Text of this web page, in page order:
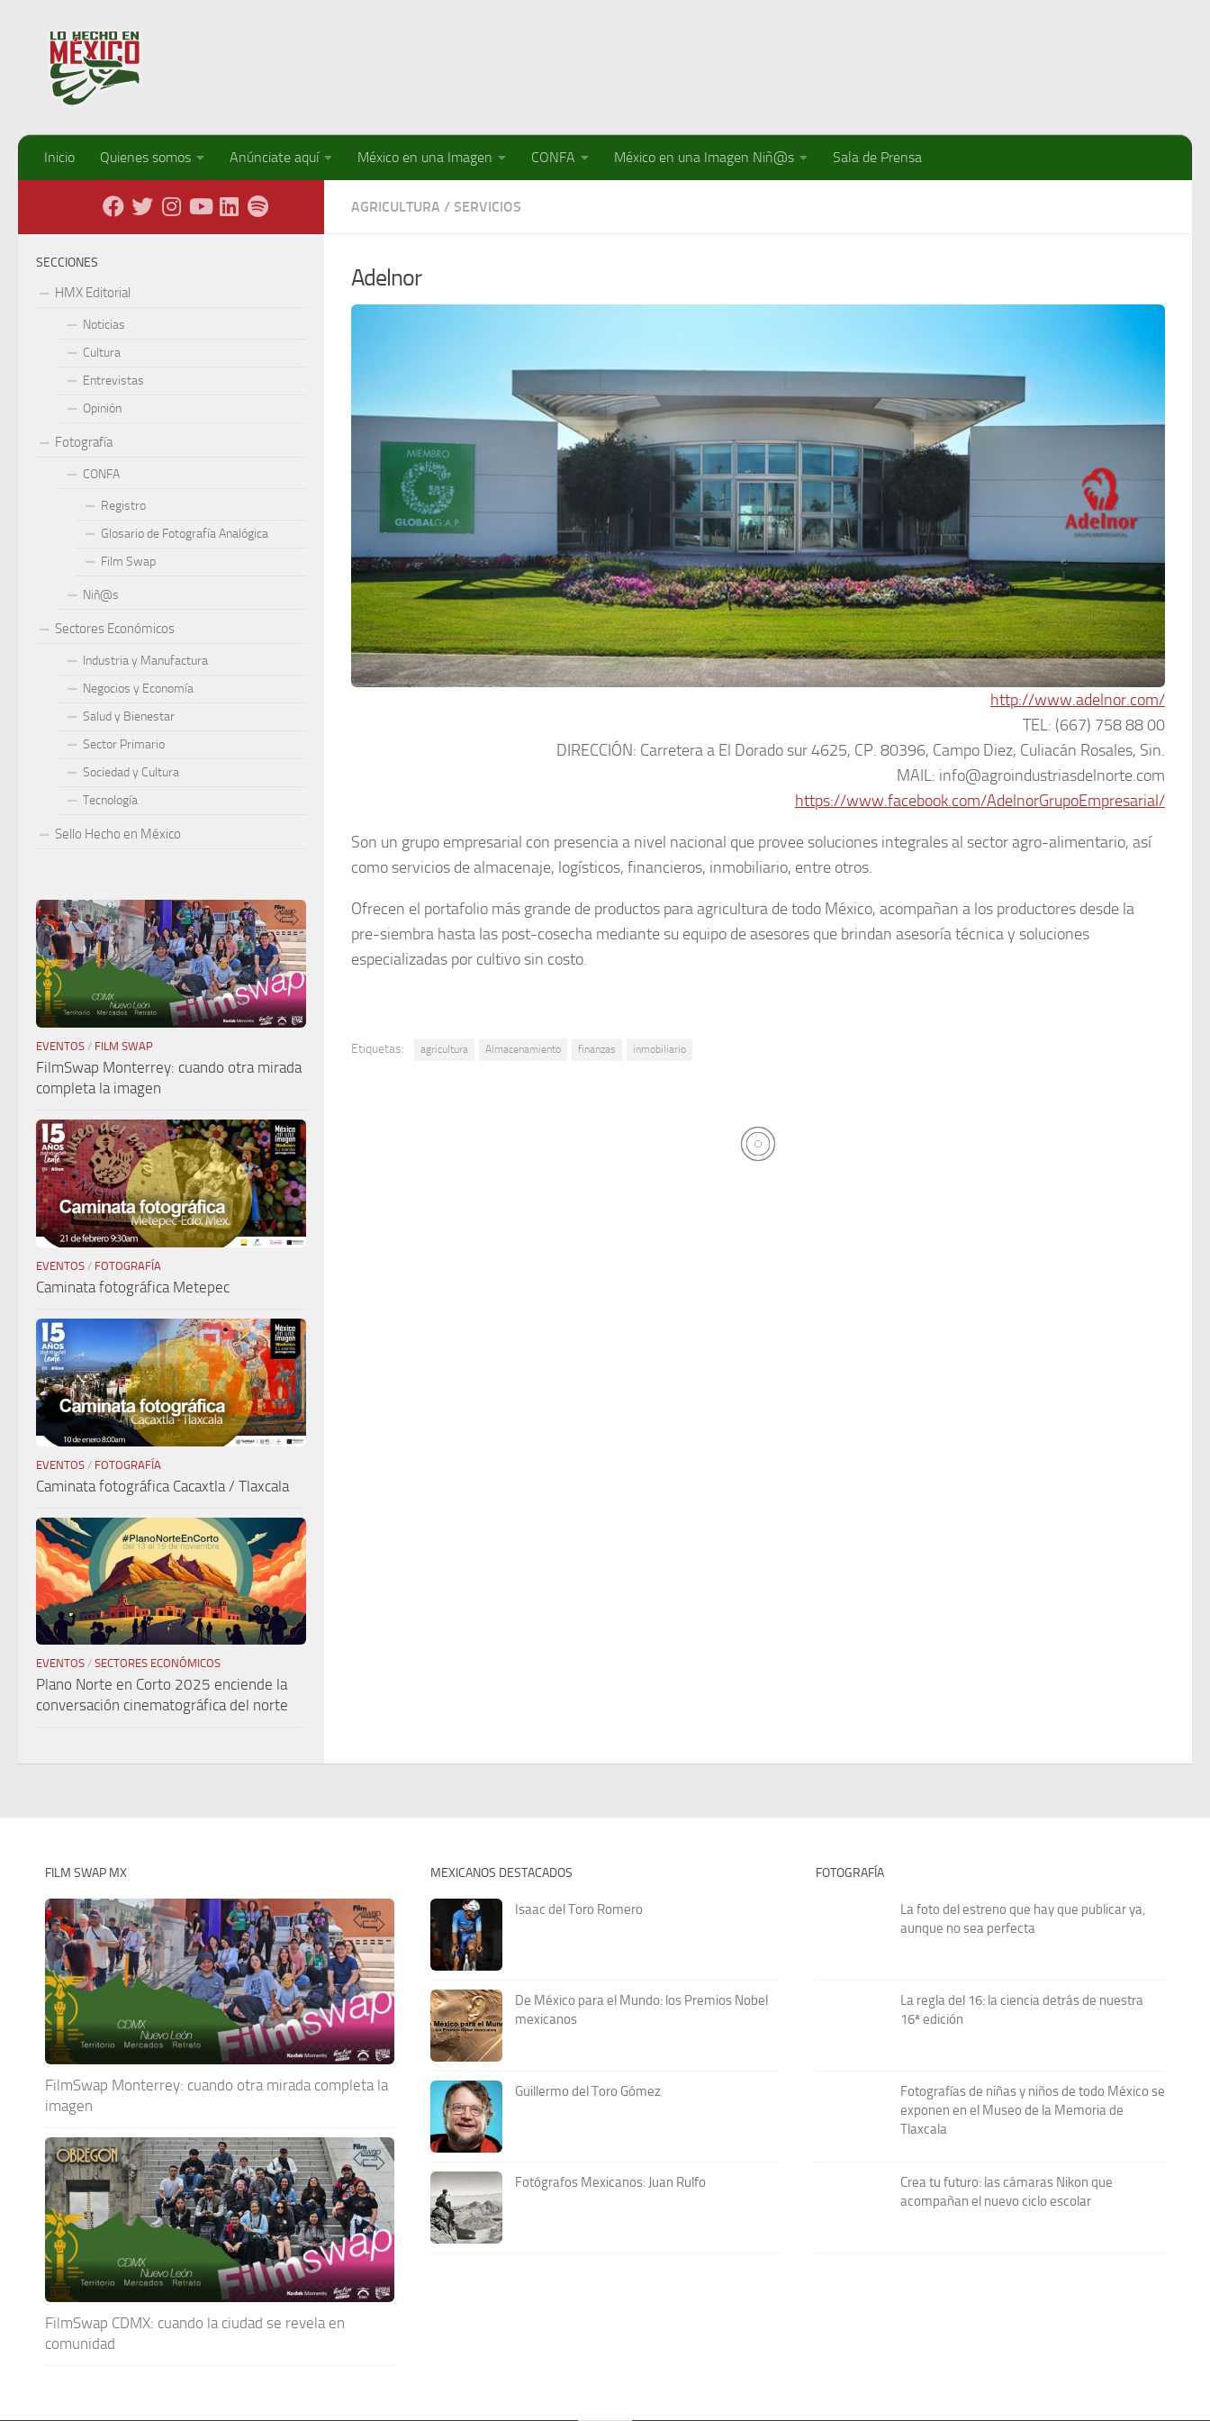
Inicio Quienes somos Anúnciate aquí México en una Imagen CONFA México en una Imagen Niñ@s Sala de Prensa
AGRICULTURA / SERVICIOS
Adelnor
http://www.adelnor.com/
TEL: (667) 758 88 00
DIRECCIÓN: Carretera a El Dorado sur 4625, CP. 80396, Campo Diez, Culiacán Rosales, Sin.
MAIL: info@agroindustriasdelnorte.com
https://www.facebook.com/AdelnorGrupoEmpresarial/
Son un grupo empresarial con presencia a nivel nacional que provee soluciones integrales al sector agro-alimentario, así
como servicios de almacenaje, logísticos, financieros, inmobiliario, entre otros.
Ofrecen el portafolio más grande de productos para agricultura de todo México, acompañan a los productores desde la
pre-siembra hasta las post-cosecha mediante su equipo de asesores que brindan asesoría técnica y soluciones
especializadas por cultivo sin costo.
Etiquetas: agricultura Almacenamiento finanzas inmobiliario
SECCIONES
HMX Editorial
Noticias
Cultura
Entrevistas
Opinión
Fotografía
CONFA
Registro
Glosario de Fotografía Analógica
Film Swap
Niñ@s
Sectores Económicos
Industria y Manufactura
Negocios y Economía
Salud y Bienestar
Sector Primario
Sociedad y Cultura
Tecnología
Sello Hecho en México
EVENTOS / FILM SWAP
FilmSwap Monterrey: cuando otra mirada
completa la imagen
EVENTOS / FOTOGRAFÍA
Caminata fotográfica Metepec
EVENTOS / FOTOGRAFÍA
Caminata fotográfica Cacaxtla / Tlaxcala
EVENTOS / SECTORES ECONÓMICOS
Plano Norte en Corto 2025 enciende la
conversación cinematográfica del norte
FILM SWAP MX
FilmSwap Monterrey: cuando otra mirada completa la
imagen
FilmSwap CDMX: cuando la ciudad se revela en
comunidad
MEXICANOS DESTACADOS
Isaac del Toro Romero
De México para el Mundo: los Premios Nobel
mexicanos
Guillermo del Toro Gómez
Fotógrafos Mexicanos: Juan Rulfo
FOTOGRAFÍA
La foto del estreno que hay que publicar ya,
aunque no sea perfecta
La regla del 16: la ciencia detrás de nuestra
16ª edición
Fotografías de niñas y niños de todo México se
exponen en el Museo de la Memoria de
Tlaxcala
Crea tu futuro: las cámaras Nikon que
acompañan el nuevo ciclo escolar